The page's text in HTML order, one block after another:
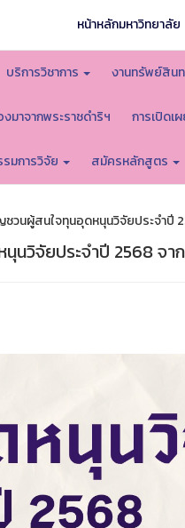
หน้าหลักมหาวิทยาลัย
บริการวิชาการ งานทรัพย์สิน
มาจากพระราชดำริฯ การเปิดเ
มการวิจัย สมัครหลักสูตร
วนผู้สนใจทุนอุดหนุนวิจัยประจำปี
วิจัยประจำปี 2568 จา